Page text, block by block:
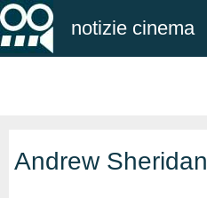
notizie cinema
Andrew Sheridan